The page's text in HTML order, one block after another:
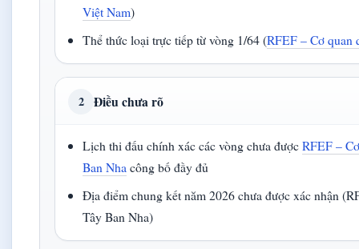
Việt Nam)
Thể thức loại trực tiếp từ vòng 1/64 (RFEF – Cơ quan
2 Điều chưa rõ
Lịch thi đấu chính xác các vòng chưa đượcRFEF –
Ban Nha công bố đầy đủ
Địa điểm chung kết năm 2026 chưa được xác nhận
Tây Ban Nha)